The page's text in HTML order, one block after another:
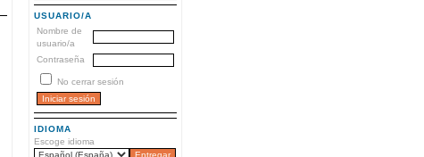
USUARIO/A
Nombre de
usuario/a
Contraseña
No cerrar sesión
IDIOMA
Escoge idioma